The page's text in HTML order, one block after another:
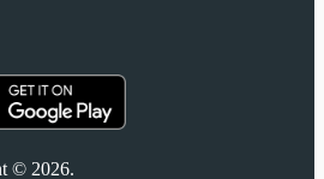
© 2026.